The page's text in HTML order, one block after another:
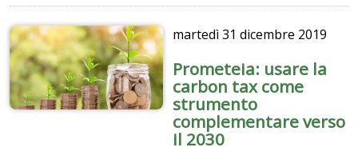
martedì31 dicembre 2019
Prometeia: usare la
carbon tax come
strumento
complementare verso
il 2030